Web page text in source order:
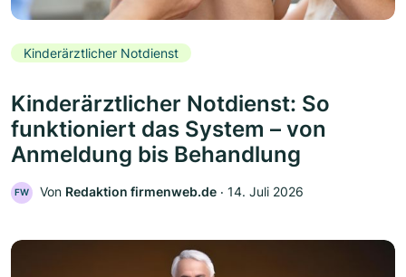
Kinderärztlicher Notdienst
Kinderärztlicher Notdienst: So
funktioniert das System – von
Anmeldung bis Behandlung
FW Von Redaktion firmenweb.de ‧ 14. Juli 2026